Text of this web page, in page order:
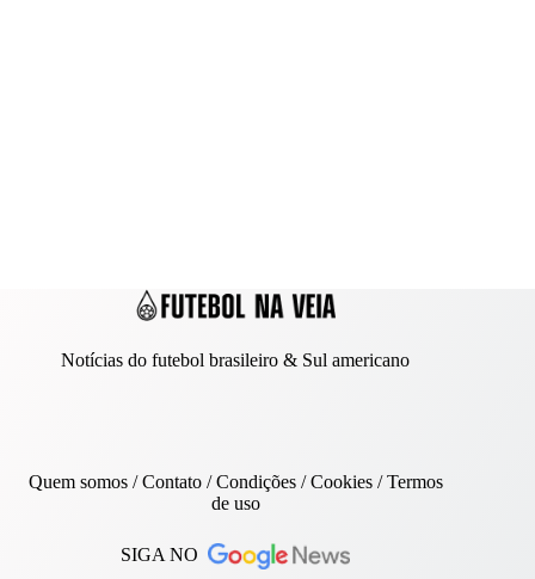
Notícias do futebol brasileiro & Sul americano
Quem somos/Contato/ Condições /Cookies/Termos
de uso
SIGA NO